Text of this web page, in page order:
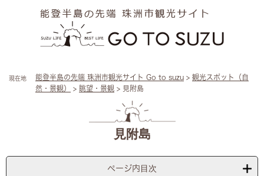
現在地 能登半島の先端 珠洲市観光サイト Go to suzu > 観光スポット（自
然・景観）
> 眺望・景観 > 見附島
見附島
ページ内目次